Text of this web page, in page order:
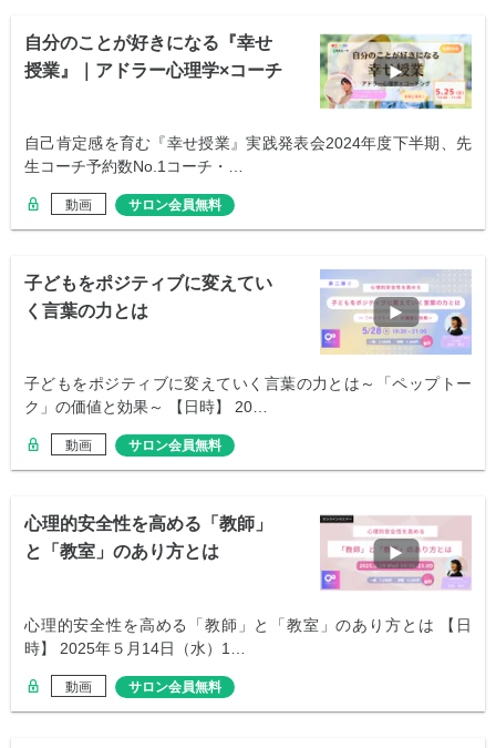
自分のことが好きになる『幸せ
授業』｜アドラー心理学×コーチ
自己肯定感を育む『幸せ授業』実践発表会2024年度下半期、先
生コーチ予約数No.1コーチ・…
動画 サロン会員無料
子どもをポジティブに変えてい
く言葉の力とは
子どもをポジティブに変えていく言葉の力とは～「ペップトー
ク」の価値と効果～ 【日時】 20…
動画 サロン会員無料
心理的安全性を高める「教師」
と「教室」のあり方とは
心理的安全性を高める「教師」と「教室」のあり方とは 【日
時】 2025年５月14日（水）1…
動画 サロン会員無料